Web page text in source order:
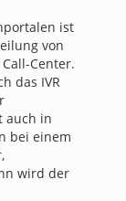
ist
von
Center.
das IVR
auch in
bei einem
wird der